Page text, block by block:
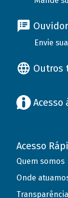
Envie
Outros
Acesso
Acesso
Quem somos
Onde
Transparência